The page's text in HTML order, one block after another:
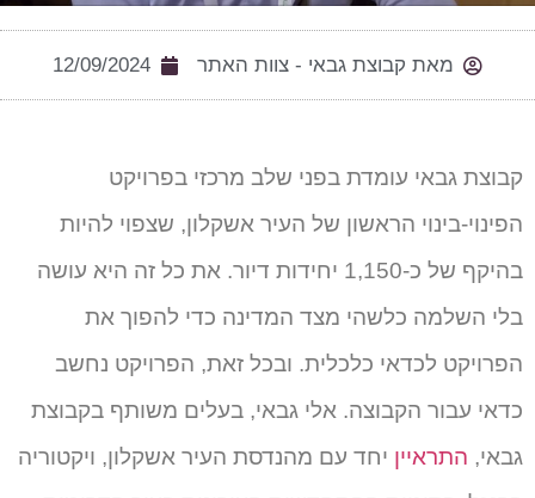
מאתקבוצת גבאי - צוות האתר 12/09/2024
קבוצת גבאי עומדת בפני שלב מרכזי בפרויקט
הפינוי-בינוי הראשון של העיר אשקלון, שצפוי להיות
בהיקף של כ-1,150 יחידות דיור. את כל זה היא עושה
בלי השלמה כלשהי מצד המדינה כדי להפוך את
הפרויקט לכדאי כלכלית. ובכל זאת, הפרויקט נחשב
כדאי עבור הקבוצה. אלי גבאי, בעלים משותף בקבוצת
גבאי,התראייןיחד עם מהנדסת העיר אשקלון, ויקטוריה